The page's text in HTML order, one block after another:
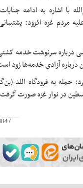
با اشاره به ادامه
مردم غزه افزود:
درباره سرنوشت خدمه
درباره آزادی خدمه‌ها زود
حمله به فرودگاه اللد (
در نوار غزه صورت